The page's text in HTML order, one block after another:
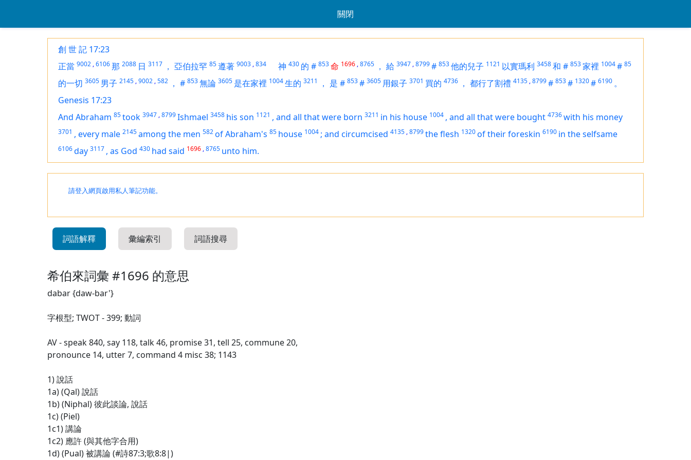
關閉
創 世 記 17:23
正當 9002 ,6106那 2088 日 3117 ， 亞伯拉罕 85遵著 9003 ,834 神 430 的 # 853命 1696 ,8765 ， 給 3947 ,8799# 853他的兒子 1121 以實瑪利 3458和 # 853家裡 1004# 85
的一切 3605 男子 2145 ,9002 ,582 ， # 853無論 3605 是在家裡 1004生的 3211 ， 是 # 853# 3605 用銀子 3701 買的 4736 ， 都行了割禮 4135 ,8799# 853# 1320# 6190 。
Genesis 17:23
And Abraham 85took 3947 ,8799Ishmael 3458 his son 1121 , and all that were born 3211 in his house 1004 , and all that were bought 4736with his money
3701 , every male 2145among the men 582of Abraham's 85 house 1004 ; and circumcised 4135 ,8799the flesh 1320of their foreskin 6190 in the selfsame
6106day 3117 , as God 430 had said 1696 ,8765 unto him.
請登入網頁啟用私人筆記功能。
詞語解釋 彙編索引 詞語搜尋
希伯來詞彙 #1696 的意思
dabar {daw-bar'}
字根型; TWOT - 399; 動詞
AV - speak 840, say 118, talk 46, promise 31, tell 25, commune 20,
pronounce 14, utter 7, command 4 misc 38; 1143
1) 說話
1a) (Qal) 說話
1b) (Niphal) 彼此談論, 說話
1c) (Piel)
1c1) 講論
1c2) 應許 (與其他字合用)
1d) (Pual) 被講論 (#詩87:3;歌8:8|)